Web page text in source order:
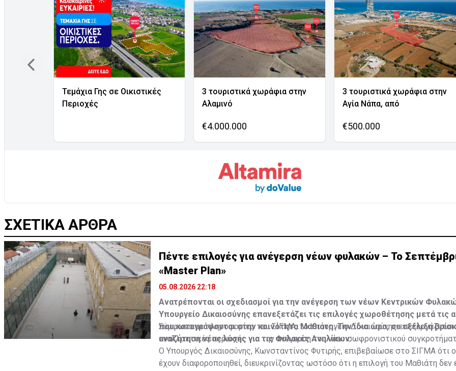
Τεμάχια Γης σε Οικιστικές
Περιοχές
3 τουριστικά χωράφια στην
Αλαμινό
€4.000.000
3 τουριστικά χωράφια στην
Αγία Νάπα, από
€500.000
ΣΧΕΤΙΚΑ ΑΡΘΡΑ
Πέντε επιλογές για ανέγερση νέων φυλακών – Το
«Master Plan»
05.08.2026 22:18
Ανατρέπονται οι σχεδιασμοί για την ανέγερση των νέων Κεντρικών
Υπουργείο Δικαιοσύνης επανεξετάζει τις επιλογές χωροθέτησης μετά τις
που καταγράφονται στην κοινότητα Μαθιάτη. Την ίδια ώρα, σε εξέλιξη
αναζήτηση νέας λύσης για τις Φυλακές Ανηλίκων.
Σύμφωνα με πληροφορίες του ΣΙΓΜΑ, το Υπουργείο Δικαιοσύνης
εναλλακτικές περιοχές για την ανέγερση του νέου σωφρονιστικού
Ο Υπουργός Δικαιοσύνης, Κωνσταντίνος Φυτιρής, επιβεβαίωσε στο ΣΙΓΜΑ ότι
έχουν διαφοροποιηθεί, διευκρινίζοντας ωστόσο ότι η επιλογή του Μαθιάτη δεν